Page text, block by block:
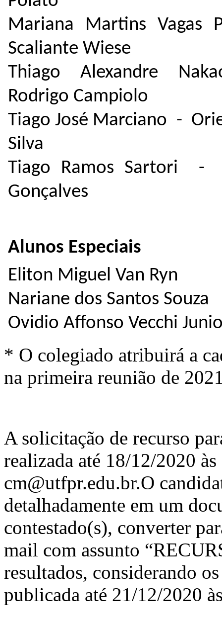
Mariana Martins
Scaliante Wiese
Thiago Alexandre
Rodrigo Campiolo
Tiago José Marciano -
Silva
Tiago Ramos Sartori -
Gonçalves
Alunos Especiais
Eliton Miguel Van Ryn
Nariane dos Santos Souza
Ovidio Affonso Vecchi
* O colegiado atribuirá a
na primeira reunião de
A solicitação de recurso
realizada até 18/12/2020
cm@utfpr.edu.br.O
detalhadamente em um
contestado(s), converter
mail com assunto
resultados, considerando
publicada até 21/12/2020